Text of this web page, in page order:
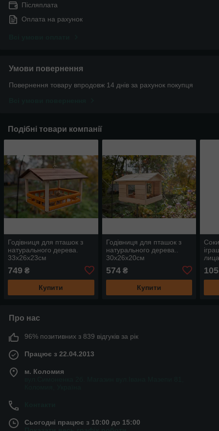
Післяплата
Оплата на рахунок
Умови повернення
Повернення товару впродовж 14 днів за рахунок покупця
Подібні товари компанії
Годівниця для пташок з
натурального дерева.
33х26х23см
749 ₴
Купити
Годівниця для пташок з
натурального дерева..
30х26х20см
574₴
Купити
105
Про нас
96% позитивних з 839 відгуків за рік
Працює з 22.04.2013
м. Коломия
Сьогодні працює з 10:00 до 15:00